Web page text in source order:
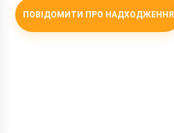
ПОВІДОМИТИ ПРО НАДХОДЖЕННЯ